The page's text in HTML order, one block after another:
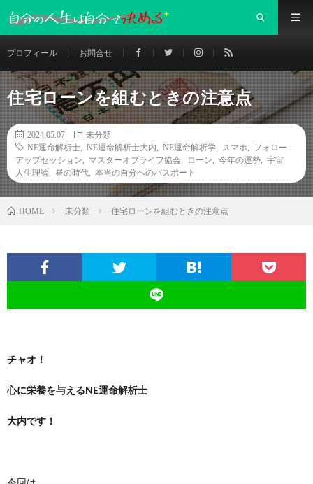
プロフィール お問合せ
住宅ローンを組むときの注意点
2024.05.07
未分類
NE運命解析士
NE運命解析士大内 NE運命解析学 スマホ
フォロー
アップセッション
マスターオブライフ協会 ローン 今年の運勢
宇宙
人生理論
昼の時代 本当の自分へのパスポート
HOME 未分類 住宅ローンを組むときの注意点
チャオ！
心に栄養を与えるNE運命解析士
大内です！